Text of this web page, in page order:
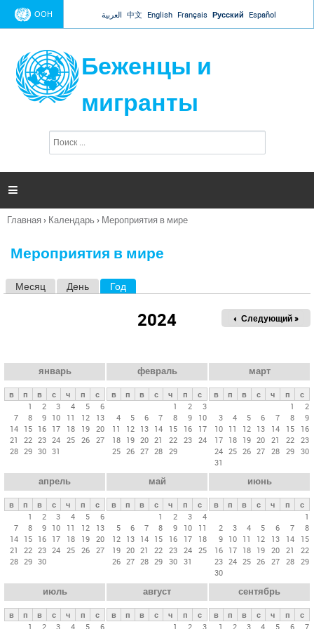
Jump to navigation
ООН العربية 中文 English Français Русский Español
Беженцы и
мигранты
п
и

Вы
Главная › Календарь › Мероприятия в мире
Мероприятия в мире
е
в
л
а
д
к
и
Месяц День Год
2024 « Пред.
Следующий »
январь
в п в с ч п
с
1
2 3 4 5
6
7
8 9 10 11 12
13
14 15 16 17 18 19 20
21
22 23 24 25 26 27
28 29 30 31
февраль
в п в с ч п
с
1
2
3
4
5 6 7 8 9
10
11
12 13 14 15 16
17
18 19 20 21 22 23 24
25 26 27 28 29
март
в п в с ч п
с
1
2
3
4 5 6 7 8
9
10 11 12 13 14 15
16
17 18 19 20 21 22 23
24 25 26 27 28 29 30
31
апрель
в п в с ч п
с
1
2 3 4 5
6
7
8 9 10 11 12
13
14 15 16 17 18 19 20
21
22 23 24 25 26 27
28 29 30
май
в п в с ч п
с
1
2 3
4
5
6 7 8 9 10
11
12 13 14 15 16 17
18
19 20 21 22 23 24 25
26 27 28 29 30 31
июнь
в п в с ч п
с
1
2
3 4 5 6 7
8
9 10 11 12 13 14
15
16 17 18 19 20 21
22
23 24 25 26 27 28 29
30
июль
в п в с ч п
с
1
2 3 4 5 6
август
в п в с ч п
с
1
2 3
сентябрь
в п в с ч п
с
1
2 3 4 5 6 7